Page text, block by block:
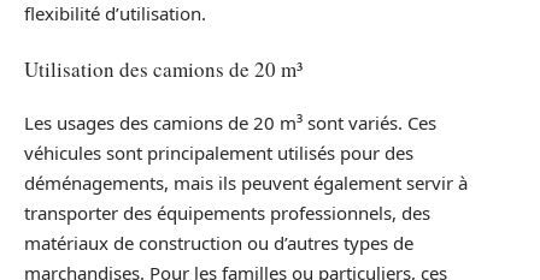
flexibilité d’utilisation.
Utilisation des camions de 20 m³
Les usages des camions de 20 m³ sont variés. Ces
véhicules sont principalement utilisés pour des
déménagements, mais ils peuvent également servir à
transporter des équipements professionnels, des
matériaux de construction ou d’autres types de
marchandises. Pour les familles ou particuliers, ces